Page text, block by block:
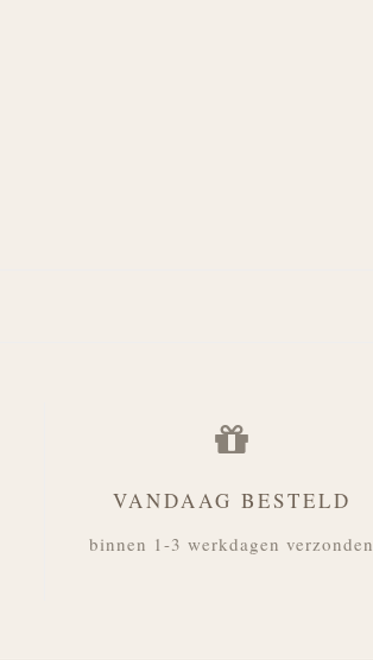
VANDAAG BESTELD
binnen 1-3 werkdagen verzonden